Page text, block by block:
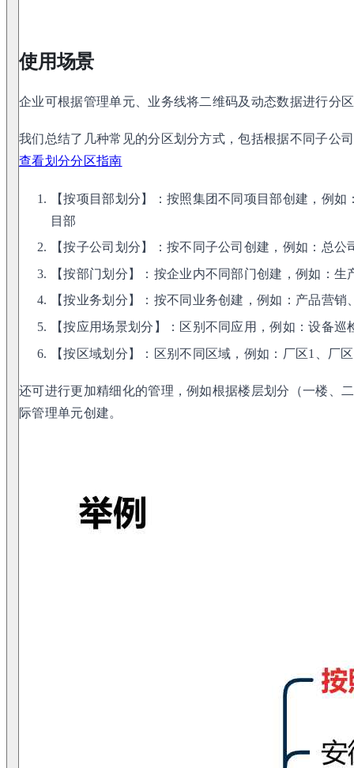
使用场景
企业可根据管理单元、业务线将二维码及动态数据进行分
我们总结了几种常见的分区划分方式，包括根据不同子公
查看划分分区指南
【按项目部划分】：按照集团不同项目部创建，例
目部
【按子公司划分】：按不同子公司创建，例如：总公
【按部门划分】：按企业内不同部门创建，例如：
【按业务划分】：按不同业务创建，例如：产品营
【按应用场景划分】：区别不同应用，例如：设备
【按区域划分】：区别不同区域，例如：厂区1、厂
还可进行更加精细化的管理，例如根据楼层划分（一楼、
际管理单元创建。